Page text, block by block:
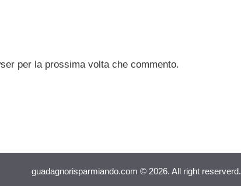
per la prossima volta che commento.
guadagnorisparmiando.com © 2026. All right reserverd.